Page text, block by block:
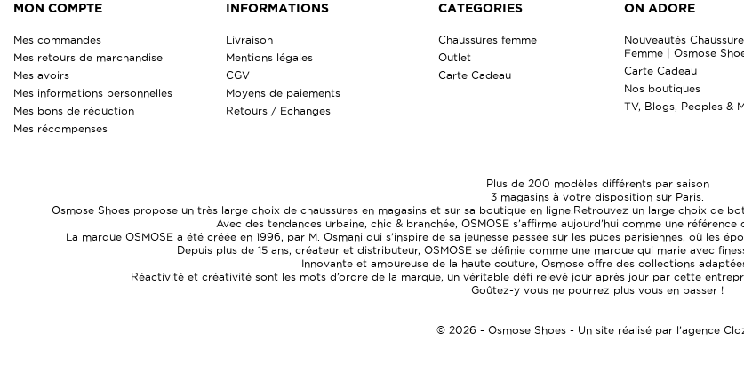
MON COMPTE
Mes commandes
Mes retours de marchandise
Mes avoirs
Mes informations personnelles
Mes bons de réduction
Mes récompenses
INFORMATIONS
Livraison
Mentions légales
CGV
Moyens de paiements
Retours / Echanges
CATEGORIES
Chaussures femme
Outlet
Carte Cadeau
ON ADORE
Nouveautés
Femme | Osmose
Carte Cadeau
Nos boutiques
TV, Blogs, Peoples &
Plus de 200 modèles différents par saison
3 magasins à votre disposition sur Paris.
Osmose Shoes propose un très large choix de chaussures en magasins et sur sa boutique en ligne.Retrouvez un large choix de
Avec des tendances urbaine, chic & branchée, OSMOSE s’affirme aujourd’hui comme une référence
La marque OSMOSE a été créée en 1996, par M. Osmani qui s’inspire de sa jeunesse passée sur les puces parisiennes, où les
Depuis plus de 15 ans, créateur et distributeur, OSMOSE se définie comme une marque qui marie avec
Innovante et amoureuse de la haute couture, Osmose offre des collections
Réactivité et créativité sont les mots d’ordre de la marque, un véritable défi relevé jour après jour par cette
Goûtez-y vous ne pourrez plus vous en passer !
© 2026 - Osmose Shoes - Un site réalisé par l’agence